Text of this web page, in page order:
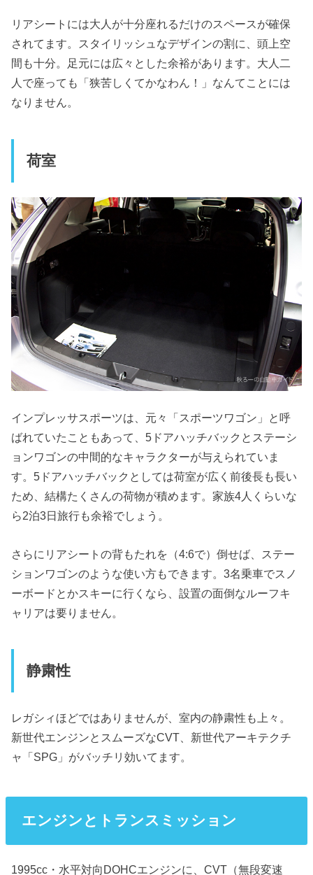
リアシートには大人が十分座れるだけのスペースが確保
されてます。スタイリッシュなデザインの割に、頭上空
間も十分。足元には広々とした余裕があります。大人二
人で座っても「狭苦しくてかなわん！」なんてことには
なりません。
荷室
インプレッサスポーツは、元々「スポーツワゴン」と呼
ばれていたこともあって、5ドアハッチバックとステーシ
ョンワゴンの中間的なキャラクターが与えられていま
す。5ドアハッチバックとしては荷室が広く前後長も長い
ため、結構たくさんの荷物が積めます。家族4人くらいな
ら2泊3日旅行も余裕でしょう。
さらにリアシートの背もたれを（4:6で）倒せば、ステー
ションワゴンのような使い方もできます。3名乗車でスノ
ーボードとかスキーに行くなら、設置の面倒なルーフキ
ャリアは要りません。
静粛性
レガシィほどではありませんが、室内の静粛性も上々。
新世代エンジンとスムーズなCVT、新世代アーキテクチ
ャ「SPG」がバッチリ効いてます。
エンジンとトランスミッション
1995cc・水平対向DOHCエンジンに、CVT（無段変速